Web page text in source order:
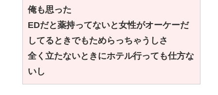
俺も思った
EDだと薬持ってないと女性がオーケーだ
してるときでもためらっちゃうしさ
全く立たないときにホテル行っても仕方な
いし